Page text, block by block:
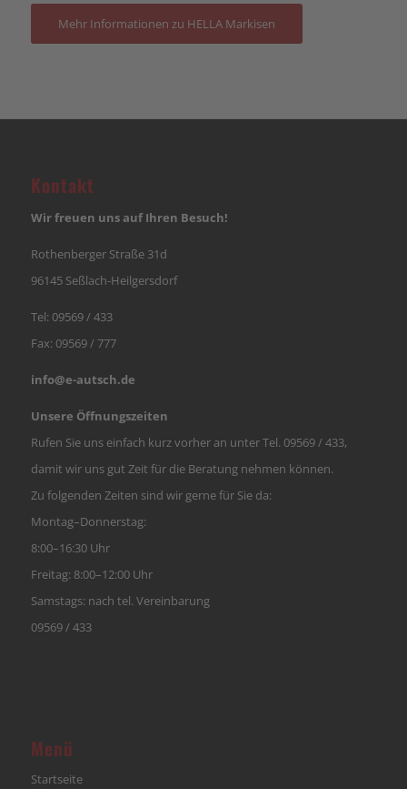
Mehr Informationen zu HELLA Markisen
Kontakt
Wir freuen uns auf Ihren Besuch!
Rothenberger Straße 31d
96145 Seßlach-Heilgersdorf
Tel: 09569 / 433
Fax: 09569 / 777
info@e-autsch.de
Unsere Öffnungszeiten
Rufen Sie uns einfach kurz vorher an unter Tel. 09569 / 433,
damit wir uns gut Zeit für die Beratung nehmen können.
Zu folgenden Zeiten sind wir gerne für Sie da:
Montag–Donnerstag:
8:00–16:30 Uhr
Freitag: 8:00–12:00 Uhr
Samstags: nach tel. Vereinbarung
09569 / 433
Menü
Startseite